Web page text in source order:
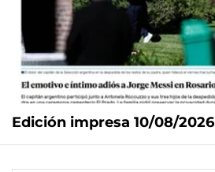
Edición impresa 10/08/2026